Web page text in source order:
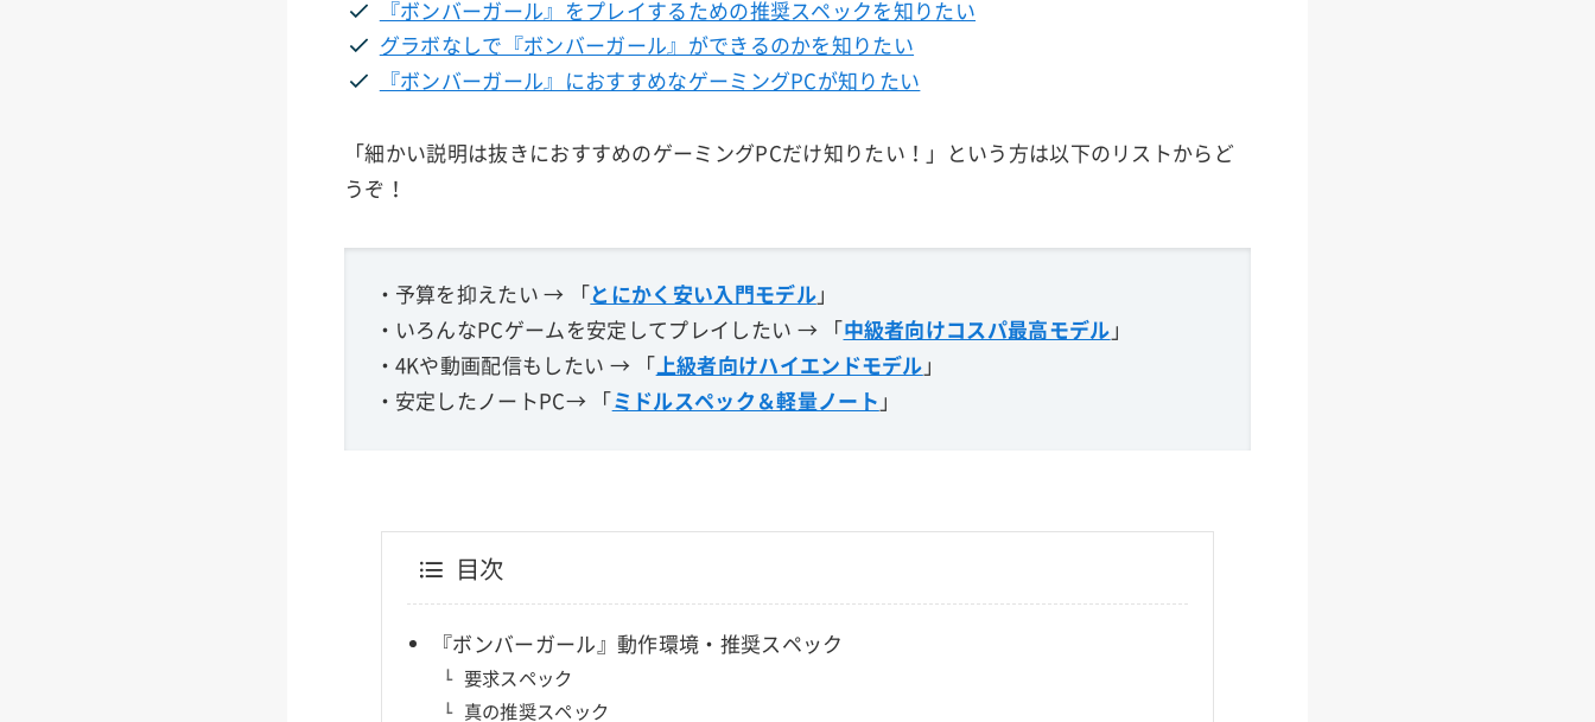
『ボンバーガール』をプレイするための推奨スペックを知りたい
グラボなしで『ボンバーガール』ができるのかを知りたい
『ボンバーガール』におすすめなゲーミングPCが知りたい
「細かい説明は抜きにおすすめのゲーミングPCだけ知りたい！」という方は以下のリストからど
うぞ！
・予算を抑えたい → 「 とにかく安い入門モデル」
・いろんなPCゲームを安定してプレイしたい → 「 中級者向けコスパ最高モデル 」
・4Kや動画配信もしたい → 「
上級者向けハイエンドモデル 」
・安定したノートPC→ 「 ミドルスペック＆軽量ノート 」
目次
『ボンバーガール』動作環境・推奨スペック
要求スペック
真の推奨スペック